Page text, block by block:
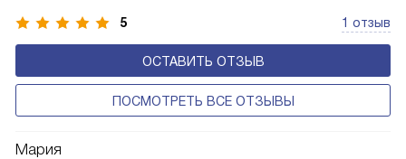
5 1 отзыв
ОСТАВИТЬ ОТЗЫВ
ПОСМОТРЕТЬ ВСЕ ОТЗЫВЫ
Мария